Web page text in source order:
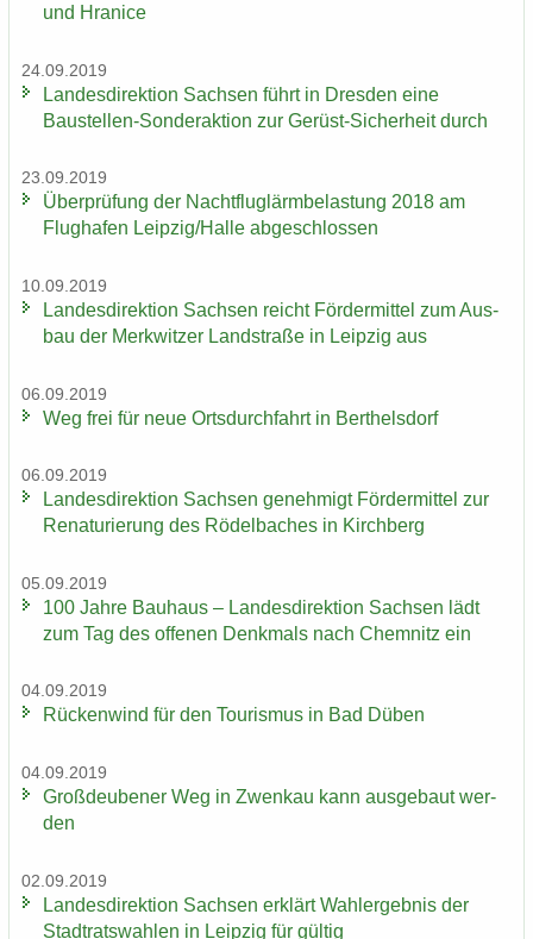
und Hra­nice
24.09.2019
Lan­des­di­rek­ti­on Sach­sen führt in Dres­den eine
Baustellen-​Sonderaktion zur Gerüst-​Sicherheit durch
23.09.2019
Über­prü­fung der Nacht­flug­lärm­be­las­tung 2018 am
Flug­ha­fen Leip­zig/Halle ab­ge­schlos­sen
10.09.2019
Lan­des­di­rek­ti­on Sach­sen reicht För­der­mit­tel zum Aus­
bau der Merk­wit­zer Land­stra­ße in Leip­zig aus
06.09.2019
Weg frei für neue Orts­durch­fahrt in Bert­hels­dorf
06.09.2019
Lan­des­di­rek­ti­on Sach­sen ge­neh­migt För­der­mit­tel zur
Re­na­tu­rie­rung des Rö­del­ba­ches in Kirch­berg
05.09.2019
100 Jahre Bau­haus – Lan­des­di­rek­ti­on Sach­sen lädt
zum Tag des of­fe­nen Denk­mals nach Chem­nitz ein
04.09.2019
Rü­cken­wind für den Tou­ris­mus in Bad Düben
04.09.2019
Groß­deu­be­ner Weg in Zwenkau kann aus­ge­baut wer­
den
02.09.2019
Lan­des­di­rek­ti­on Sach­sen er­klärt Wahl­er­geb­nis der
Stadt­rats­wah­len in Leip­zig für gül­tig